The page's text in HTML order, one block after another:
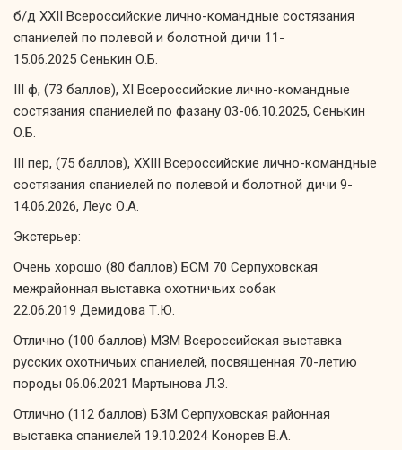
б/д XXII Всероссийские лично-командные состязания
спаниелей по полевой и болотной дичи 11-
15.06.2025 Сенькин О.Б.
III ф, (73 баллов), XI Всероссийские лично-командные
состязания спаниелей по фазану 03-06.10.2025, Сенькин
О.Б.
III пер, (75 баллов), XXIII Всероссийские лично-командные
состязания спаниелей по полевой и болотной дичи 9-
14.06.2026, Леус О.А.
Экстерьер:
Очень хорошо (80 баллов) БСМ 70 Серпуховская
межрайонная выставка охотничьих собак
22.06.2019 Демидова Т.Ю.
Отлично (100 баллов) МЗМ Всероссийская выставка
русских охотничьих спаниелей, посвященная 70-летию
породы 06.06.2021 Мартынова Л.З.
Отлично (112 баллов) БЗМ Серпуховская районная
выставка спаниелей 19.10.2024 Конорев В.А.